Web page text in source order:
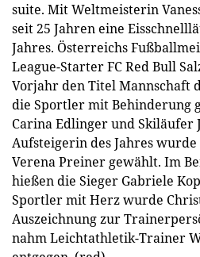
suite. Mit Weltmeisterin
seit 25 Jahren eine
Jahres. Österreichs
League-Starter FC Red Bull
Vorjahr den Titel Mannschaft
die Sportler mit Behinderung
Carina Edlinger und Skiläufer
Aufsteigerin des Jahres
Verena Preiner gewählt. Im
hießen die Sieger Gabriele
Sportler mit Herz wurde
Auszeichnung zur
nahm Leichtathletik-Trainer